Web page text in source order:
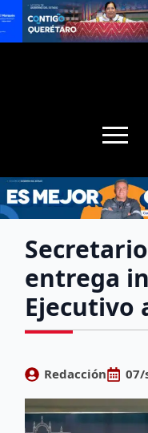
entrega
Ejecutivo
Redacción 07/